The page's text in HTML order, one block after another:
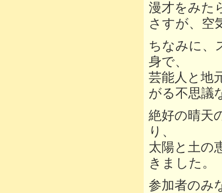
漫才をみた
さすが、空
ちなみに、
身で、
芸能人と地
がる不思議
絶好の晴天
り、
太陽と土の
きました。
参加者のみ